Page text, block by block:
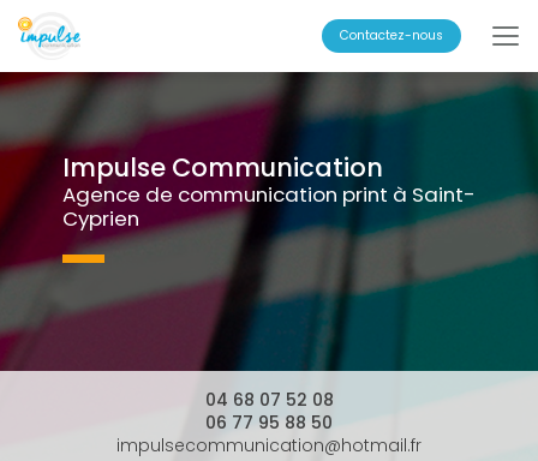
Aller
au
principal
Contactez-nous
Impulse Communication
Agence de communication print à Saint-
Cyprien
04 68 07 52 08
06 77 95 88 50
impulsecommunication@hotmail.fr